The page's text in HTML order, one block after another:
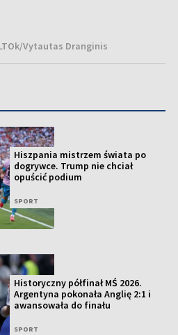
Vytautas Dranginis
Hiszpania mistrzem świata po
dogrywce. Trump nie chciał
opuścić podium
SPORT
Historyczny półfinał MŚ 2026.
Argentyna pokonała Anglię 2:1 i
awansowała do finału
SPORT